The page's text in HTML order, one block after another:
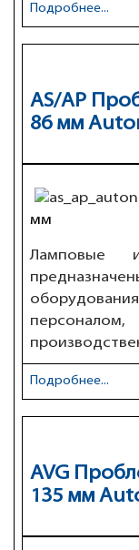
Подробнее...
AS/AP
86 мм
мм
Ламповые
персоналом,
Подробнее...
AVG
135 мм